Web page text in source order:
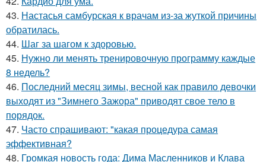
43. Настасья самбурская к врачам из-за жуткой причины
обратилась.
44. Шаг за шагом к здоровью.
45. Нужно ли менять тренировочную программу каждые
8 недель?
46. Последний месяц зимы, весной как правило девочки
выходят из "Зимнего Зажора" приводят свое тело в
порядок.
47. Часто спрашивают: "какая процедура самая
эффективная?
48. Громкая новость года: Дима Масленников и Клава